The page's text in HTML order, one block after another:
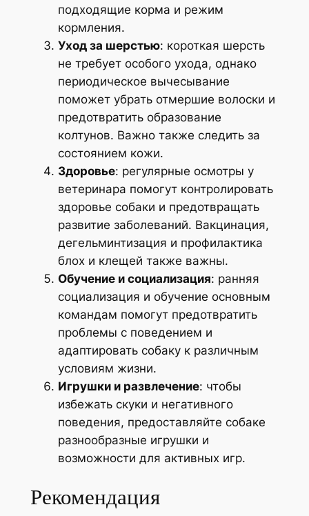
подходящие корма и режим
кормления.
Уход за шерстью: короткая шерсть
не требует особого ухода, однако
периодическое вычесывание
поможет убрать отмершие волоски и
предотвратить образование
колтунов. Важно также следить за
состоянием кожи.
Здоровье: регулярные осмотры у
ветеринара помогут контролировать
здоровье собаки и предотвращать
развитие заболеваний. Вакцинация,
дегельминтизация и профилактика
блох и клещей также важны.
Обучение и социализация: ранняя
социализация и обучение основным
командам помогут предотвратить
проблемы с поведением и
адаптировать собаку к различным
условиям жизни.
Игрушки и развлечение: чтобы
избежать скуки и негативного
поведения, предоставляйте собаке
разнообразные игрушки и
возможности для активных игр.
Рекомендация